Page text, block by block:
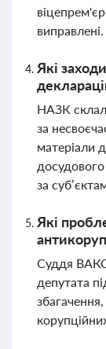
виправлені.
Які
НАЗК
за
матеріали
за
Які
Суддя ВАКС
депутата